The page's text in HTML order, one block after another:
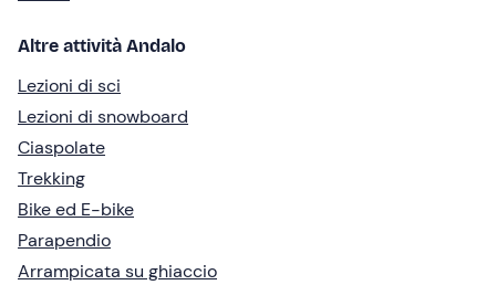
Altre attività Andalo
Lezioni di sci
Lezioni di snowboard
Ciaspolate
Trekking
Bike ed E-bike
Parapendio
Arrampicata su ghiaccio